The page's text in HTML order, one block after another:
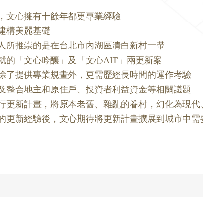
文心擁有十餘年都更專業經驗
構美麗基礎
所推崇的是在台北市內湖區清白新村一帶
的「文心吟釀」及「文心AIT」兩更新案
了提供專業規畫外，更需歷經長時間的運作考驗
整合地主和原住戶、投資者利益資金等相關議題
更新計畫，將原本老舊、雜亂的眷村，幻化為現
更新經驗後，文心期待將更新計畫擴展到城市中